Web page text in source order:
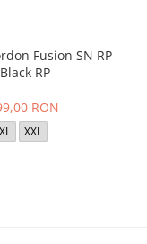
Fusion SN RP
RP
RON
XL XXL